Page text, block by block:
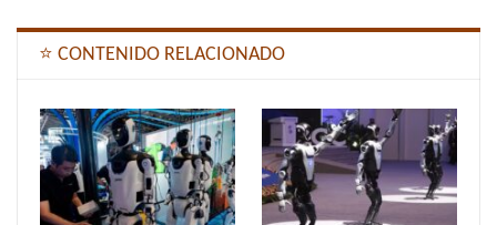
⭐ CONTENIDO RELACIONADO